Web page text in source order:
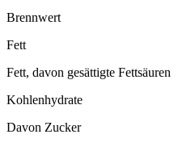
Brennwert
Fett
Fett, davon gesättigte
Davon